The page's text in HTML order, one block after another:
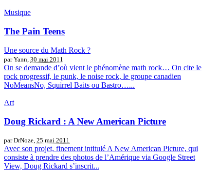
Musique
The Pain Teens
Une source du Math Rock ?
par Yann, 30 mai 2011
On se demande d’où vient le phénomène math rock… On cite le
rock progressif, le punk, le noise rock, le groupe canadien
NoMeansNo, Squirrel Baits ou Bastro…...
Art
Doug Rickard : A New American Picture
par DrNoze, 25 mai 2011
Avec son projet, finement intitulé A New American Picture, qui
consiste à prendre des photos de l’Amérique via Google Street
View, Doug Rickard s’inscrit...